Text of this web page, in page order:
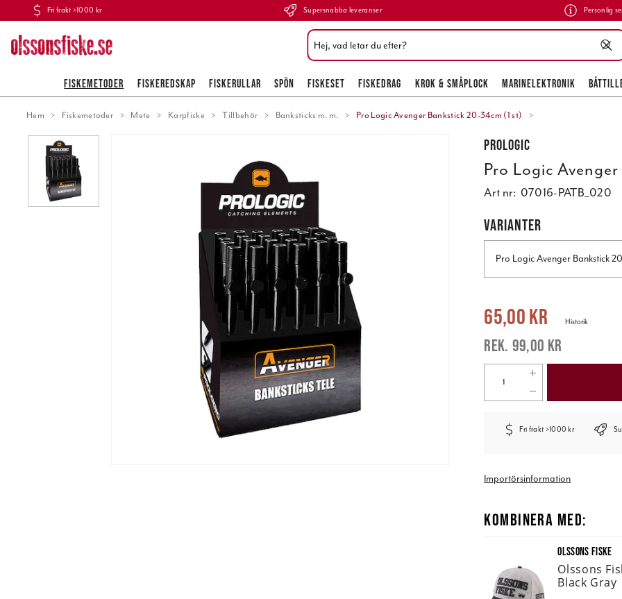
Fri frakt >1000 kr Supersnabba leveranser Personlig
FISKEMETODER FISKEREDSKAP FISKERULLAR SPÖN FISKESET FISKEDRAG KROK & SMÅPLOCK MARINELEKTRONIK
Hem Fiskemetoder Mete Karpfiske Tillbehör Banksticks m. m. Pro Logic Avenger Bankstick 20-34cm (1 st)
Prologic
Pro Logic
Art nr: 07016-PATB_020
VARIANTER
Pro Logic Avenger Bankstick
Nuvarande pris:
65,00 kr
99,00 kr
Historik
Fri frakt >1000 kr
Importörsinformation
KOMBINERA MED:
OLSSONS FISKE
Olssons
Black Gray